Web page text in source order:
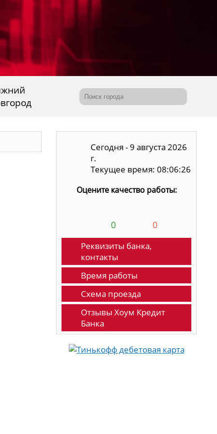
Сегодня - 9 августа 2026
г.
Текущее время: 08:06:27
Оцените качество работы:
0 0
Реквизиты банка,
контакты
Время работы
Схема проезда
Отзывы Хоум Кредит
Банка